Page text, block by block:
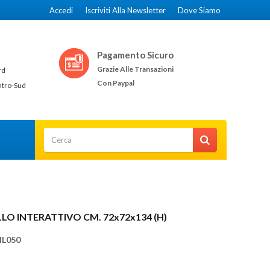
Iscriviti Alla Newsletter Dove Siamo
Accedi
Sud
Pagamento Sicuro
Grazie Alle Transazioni
Con Paypal
INTERATTIVO CM. 72x72x134 (H)